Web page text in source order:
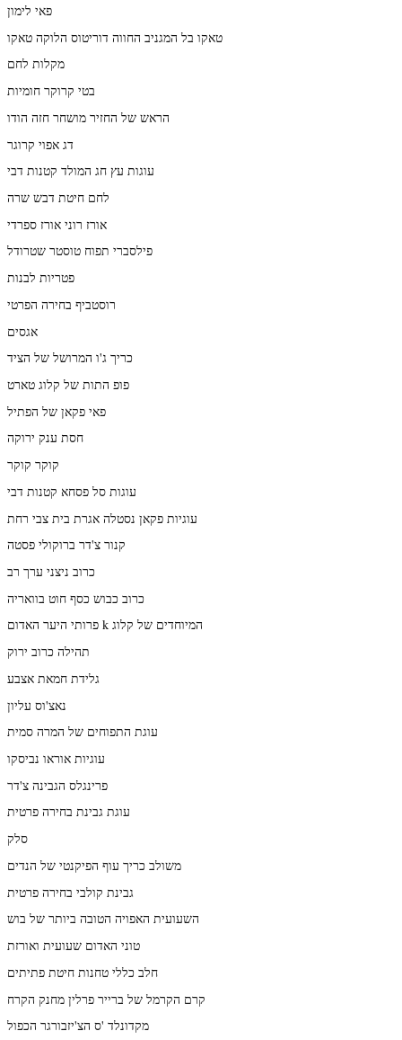
פאי לימון
טאקו בל המגניב החווה דוריטוס הלוקה טאקו
מקלות לחם
בטי קרוקר חומיות
הראש של החזיר מושחר חזה הודו
דג אפוי קרוגר
עוגות עץ חג המולד קטנות דבי
לחם חיטת דבש שרה
אורז רוני אורז ספרדי
פילסברי תפוח טוסטר שטרודל
פטריות לבנות
רוסטביף בחירה הפרטי
אגסים
כריך ג'ו המרושל של הציד
פופ התות של קלוג טארט
פאי פקאן של הפתיל
חסת ענק ירוקה
קוקר קוקר
עוגות סל פסחא קטנות דבי
עוגיות פקאן נסטלה אגרת בית צבי רחת
קנור צ'דר ברוקולי פסטה
כרוב ניצני ערך רב
כרוב כבוש כסף חוט בוואריה
פרותי היער האדום k המיוחדים של קלוג
תהילה כרוב ירוק
גלידת חמאת אצבע
נאצ'וס עליון
עוגת התפוחים של המרה סמית
עוגיות אוראו נביסקו
פרינגלס הגבינה צ'דר
עוגת גבינת בחירה פרטית
סלק
משולב כריך עוף הפיקנטי של הנדים
גבינת קולבי בחירה פרטית
השעועית האפויה הטובה ביותר של בוש
טוני האדום שעועית ואורזת
חלב כללי טחנות חיטת פתיתים
קרם הקרמל של ברייר פרלין מחנק הקרח
מקדונלד 'ס הצ'יזבורגר הכפול